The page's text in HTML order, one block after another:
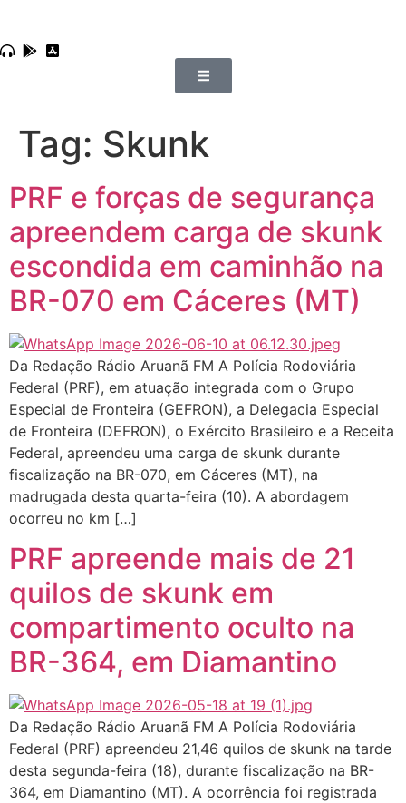
Tag: Skunk
PRF e forças de segurança
apreendem carga de skunk
escondida em caminhão na
BR-070 em Cáceres (MT)
Da Redação Rádio Aruanã FM A Polícia Rodoviária
Federal (PRF), em atuação integrada com o Grupo
Especial de Fronteira (GEFRON), a Delegacia Especial
de Fronteira (DEFRON), o Exército Brasileiro e a Receita
Federal, apreendeu uma carga de skunk durante
fiscalização na BR-070, em Cáceres (MT), na
madrugada desta quarta-feira (10). A abordagem
ocorreu no km […]
PRF apreende mais de 21
quilos de skunk em
compartimento oculto na
BR-364, em Diamantino
Da Redação Rádio Aruanã FM A Polícia Rodoviária
Federal (PRF) apreendeu 21,46 quilos de skunk na tarde
desta segunda-feira (18), durante fiscalização na BR-
364, em Diamantino (MT). A ocorrência foi registrada